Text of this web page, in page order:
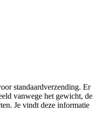
standaardverzending. Er
vanwege het gewicht, de
Je vindt deze informatie